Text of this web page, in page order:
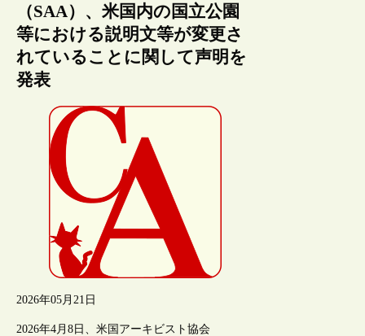
（SAA）、米国内の国立公園
等における説明文等が変更さ
れていることに関して声明を
発表
2026年05月21日
2026年4月8日、米国アーキビスト協会